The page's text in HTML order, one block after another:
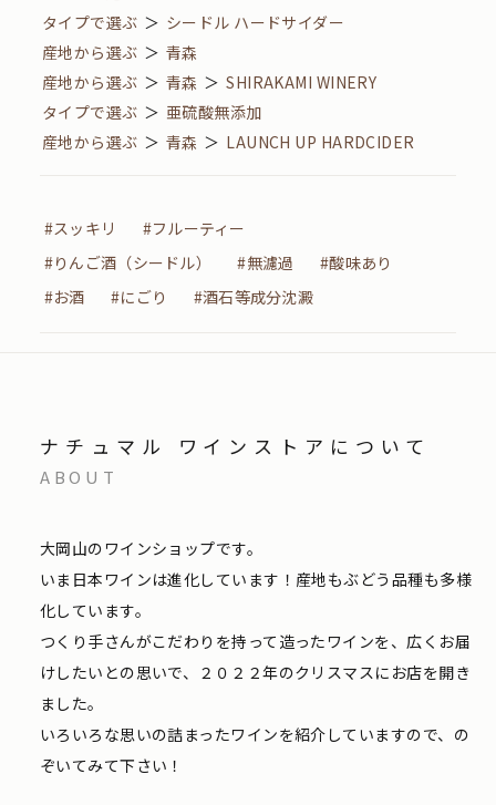
タイプで選ぶ ＞ シードル ハードサイダー
産地から選ぶ ＞ 青森
産地から選ぶ ＞ 青森 ＞ SHIRAKAMI WINERY
タイプで選ぶ ＞ 亜硫酸無添加
産地から選ぶ ＞ 青森 ＞ LAUNCH UP HARDCIDER
#スッキリ
#フルーティー
#りんご酒（シードル）
#無濾過
#酸味あり
#お酒
#にごり #酒石等成分沈澱
ナチュマル ワインストアについて
ABOUT
大岡山のワインショップです。
いま日本ワインは進化しています！産地もぶどう品種も多様
化しています。
つくり手さんがこだわりを持って造ったワインを、広くお届
けしたいとの思いで、２０２２年のクリスマスにお店を開き
ました。
いろいろな思いの詰まったワインを紹介していますので、の
ぞいてみて下さい！